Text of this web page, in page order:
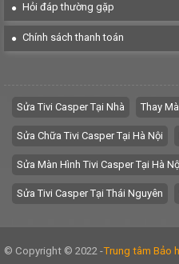
Hỏi đáp thường gặp
Chính sách thanh toán
Sửa Tivi Casper Tại Nhà Thay
Sửa Chữa Tivi Casper Tại Hà Nội
Sửa Màn Hình Tivi Casper Tại Hà
Sửa Tivi Casper Tại Thái Nguyên
© Copyright © 2022 -Trung tâm Bảo